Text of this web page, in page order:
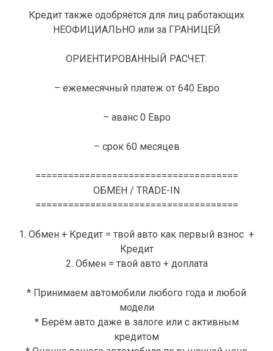
Кредит также одобряется для лиц работающих
НЕОФИЦИАЛЬНО или за ГРАНИЦЕЙ
ОРИЕНТИРОВАННЫЙ РАСЧЕТ:
– ежемесячный платеж от 640 Евро
– аванс 0 Евро
– срок 60 месяцев
=====================================
ОБМЕН / TRADE-IN
=====================================
1. Обмен + Кредит = твой авто как первый взнос +
Кредит
2. Обмен = твой авто + доплата
* Принимаем автомобили любого года и любой
модели
* Берём авто даже в залоге или с активным
кредитом